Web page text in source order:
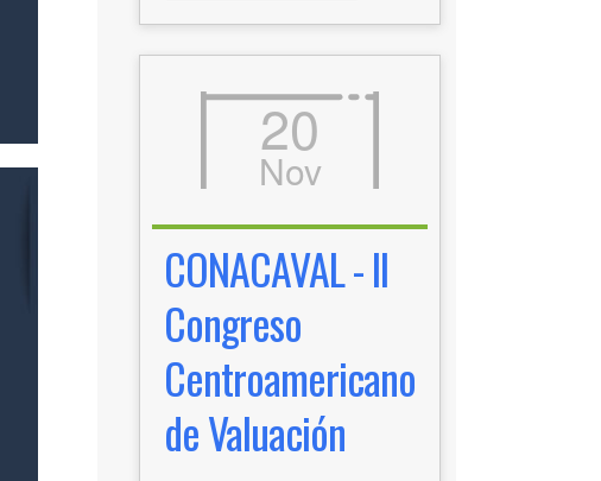
20
Nov
CONACAVAL - II
Congreso
Centroamericano
de Valuación